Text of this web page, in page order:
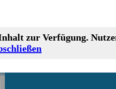
zur Verfügung.